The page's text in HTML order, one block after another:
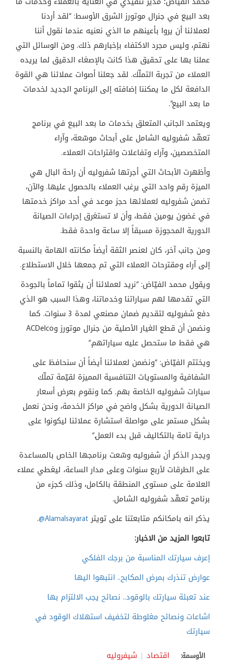
بعد البيع في جنرال موتورز الشرق الأوسط: “لقد أردنا
لعملائنا أن يروا بأعينهم ما الذي نعنيه عندما نقول أننا
نهتم، وليس مجرد الاكتفاء بإخبارهم ذلك. ومن الوسائل التي
عملنا بها على تحقيق هذا كانت بالإصغاء الدقيق لما يريده
العملاء من تجربة التملّك. لقد جعلنا أصوات عملائنا هي القوة
الدافعة لكل ما يمكننا إضافته إلى البرنامج الجديد لخدمات
ما بعد البيع”.
ويعتمد الجانب المتعلق بخدمات ما بعد البيع في برنامج
تعهّد شفروليه الشامل على أبحاث موسّعة، وآراء
المتخصصين، وآراء وتفاعلات واقتراحات العملاء.
وأظهرت الأبحاث التي أجرتها شفروليه أن راحة البال هي
الميزة رقم واحد التي يرغب العملاء بالحصول عليها. والآن،
تضمن شفروليه لعملائها حجز موعد في أحد مراكز خدمتها
في غضون يومين فقط، وأن لا تستغرق إجراءات الصيانة
الدورية المحجوزة مسبقاً إلا ساعة واحدة فقط.
ومن جانب آخر، كان لعنصر الثقة أيضاً مكانته الهامة بالنسبة
إلى آراء ومقترحات العملاء التي تم جمعها خلال الاستطلاع.
ويقول محمد الفيّاض: “نريد لعملائنا أن يثقوا تماماً بالجودة
التي تقدمها لهم سياراتنا وخدماتنا، وهذا السبب هو الذي
دفع شفروليه لتقديم ضمان مصنعي لمدة 3 سنوات. كما
ونضمن أن قطع الغيار الأصلية من جنرال موتورز وACDelco
هي فقط ما ستحصل عليه سياراتهم“.
ويختتم الفيّاض: “ونضمن لعملائنا أيضاً أن سنحافظ على
الشفافية والمستويات التنافسية المميزة لقيّمة تملّك
سيارات شفروليه الخاصة بهم. كما ونقوم بعرض أسعار
الصيانة الدورية بشكل واضح في مراكز الخدمة، ونحن نعمل
بشكل مستمر على مواصلة استشارة عملائنا ليكونوا على
دراية تامة بالتكاليف قبل بدء العمل“.
ويجدر الذكر أن شفروليه وسّعت برنامجها الخاص بالمساعدة
على الطرقات لأربع سنوات وعلى مدار الساعة، ليغطي عملاء
العلامة على مستوى المنطقة بالكامل، وذلك كجزء من
برنامج تعهّد شفروليه الشامل.
يذكر انه بامكانكم متابعتنا على تويتر@Alamalsayarat
.
تابعوا المزيد من الاخبار:
إعرف سيارتك المناسبة من برجك الفلكي
عوارض تنذرك بمرض المكابح.. انتبهوا اليها
عند تعبئة سيارتك بالوقود.. نصائح يجب الالتزام بها
اشاعات ونصائح مغلوطة لتخفيف استهلاك الوقود في
سيارتك
الأوسمة: اقتصاد شيفروليه